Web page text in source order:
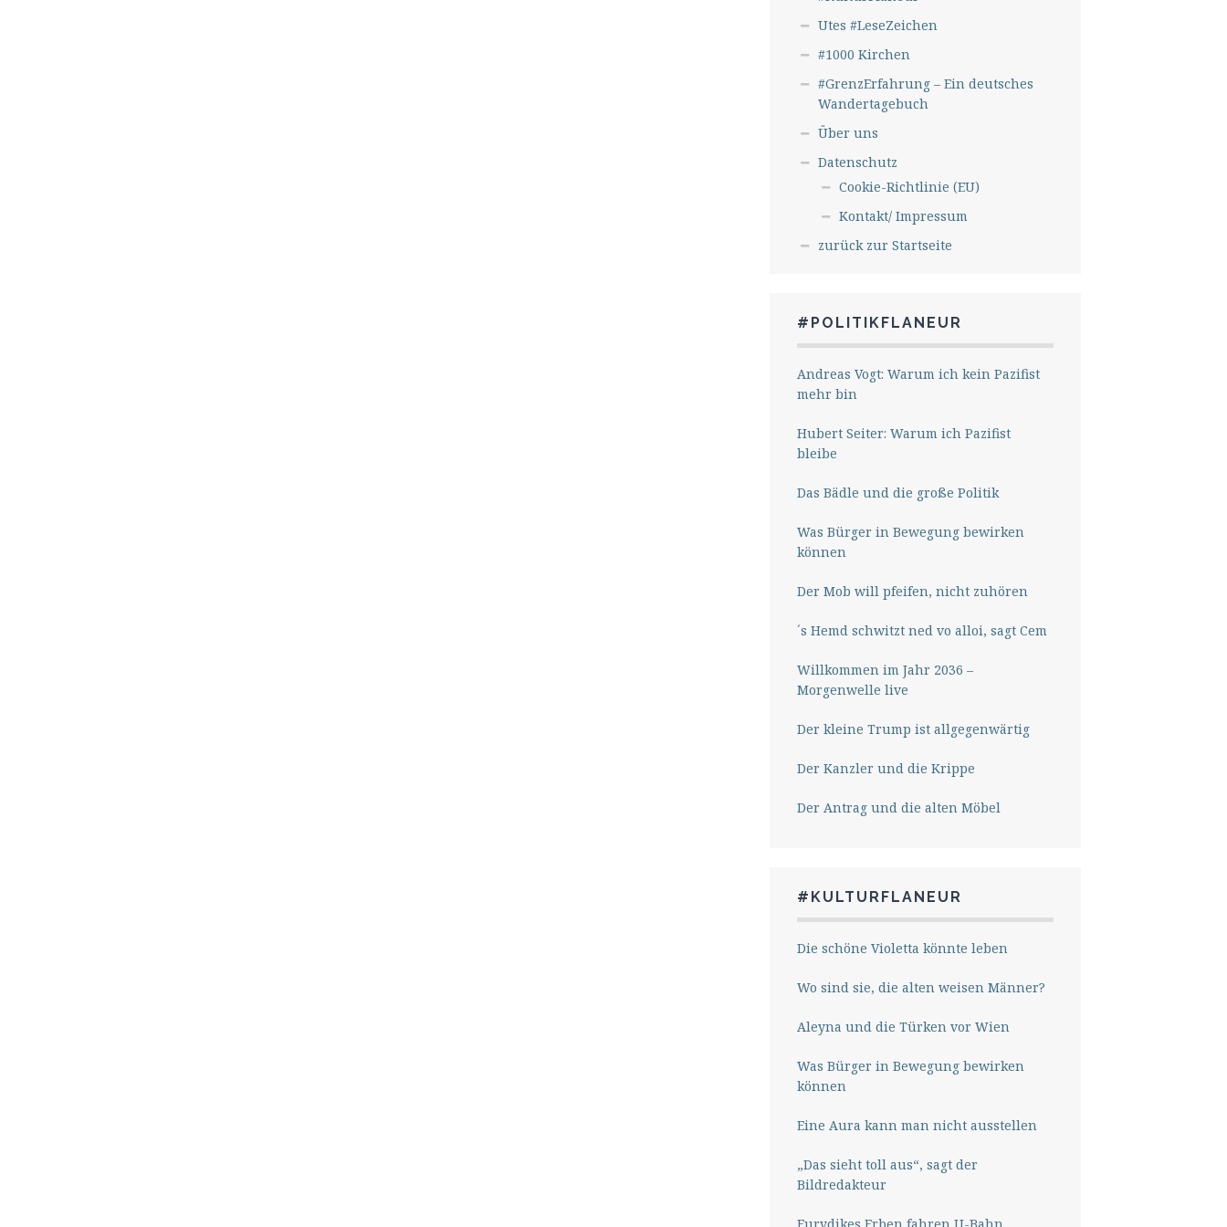
Utes #LeseZeichen
#1000 Kirchen
#GrenzErfahrung – Ein deutsches
Wandertagebuch
Über uns
Datenschutz
Cookie-Richtlinie (EU)
Kontakt/ Impressum
zurück zur Startseite
#POLITIKFLANEUR
Andreas Vogt: Warum ich kein Pazifist
mehr bin
Hubert Seiter: Warum ich Pazifist
bleibe
Das Bädle und die große Politik
Was Bürger in Bewegung bewirken
können
Der Mob will pfeifen, nicht zuhören
´s Hemd schwitzt ned vo alloi, sagt Cem
Willkommen im Jahr 2036 –
Morgenwelle live
Der kleine Trump ist allgegenwärtig
Der Kanzler und die Krippe
Der Antrag und die alten Möbel
#KULTURFLANEUR
Die schöne Violetta könnte leben
Wo sind sie, die alten weisen Männer?
Aleyna und die Türken vor Wien
Was Bürger in Bewegung bewirken
können
Eine Aura kann man nicht ausstellen
„Das sieht toll aus“, sagt der
Bildredakteur